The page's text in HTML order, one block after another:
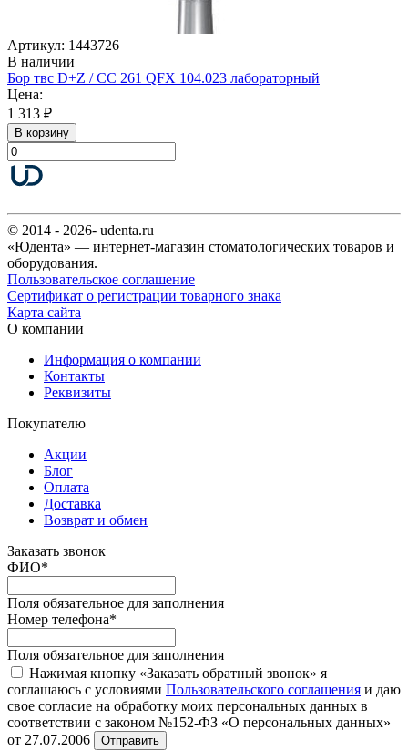
Артикул: 1443726
В наличии
Бор твс D+Z / CC 261 QFX 104.023 лабораторный
Цена:
1 313 ₽
В корзину
© 2014 - 2026- udenta.ru
«Юдента» — интернет-магазин стоматологических товаров и
оборудования.
Пользовательское соглашение
Сертификат о регистрации товарного знака
Карта сайта
О компании
Информация о компании
Контакты
Реквизиты
Покупателю
Акции
Блог
Оплата
Доставка
Возврат и обмен
Заказать звонок
ФИО*
Поля обязательное для заполнения
Номер телефона*
Поля обязательное для заполнения
Нажимая кнопку «Заказать обратный звонок» я
соглашаюсь с условиями Пользовательского соглашения и даю
свое согласие на обработку моих персональных данных в
соответствии с законом №152-ФЗ «О персональных данных»
от 27.07.2006
Отправить